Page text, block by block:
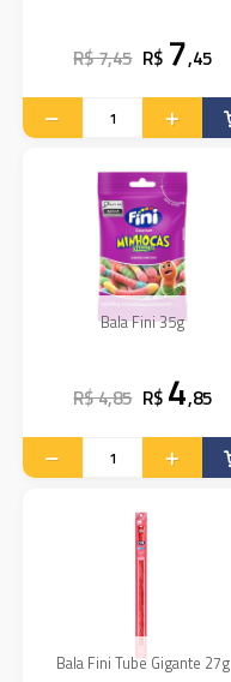
R$ 7,45 R$ 7,45
Bala Fini 35g
R$ 4,85 R$ 4,85
Bala Fini Tube Gigante 27g